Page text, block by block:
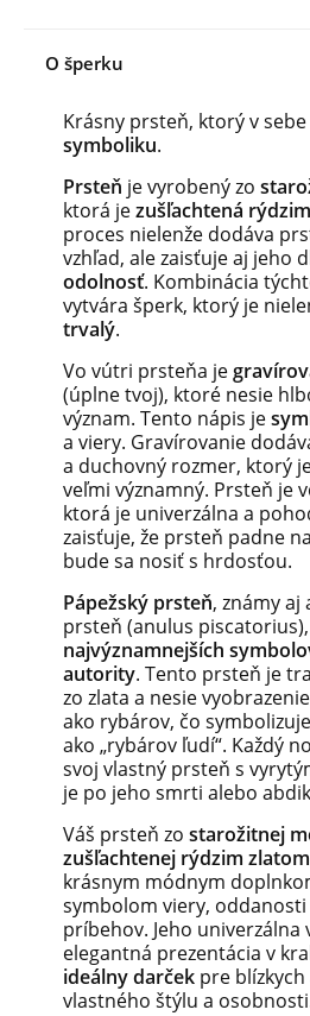
O šperku
Krásny prsteň, ktorý v sebe
symboliku.
Prsteň je vyrobený zo
ktorá jezušľachtená
proces nielenže dodáva
vzhľad, ale zaisťuje aj jeho
odolnosť. Kombinácia
vytvára šperk, ktorý je
trvalý.
Vo vútri prsteňa je
(úplne tvoj), ktoré nesie
význam. Tento nápis je
a viery. Gravírovanie
a duchovný rozmer, ktorý
veľmi významný. Prsteň je
ktorá je univerzálna a
zaisťuje, že prsteň padne
bude sa nosiť s hrdosťou.
Pápežský prsteň, známy aj
prsteň (anulus
najvýznamnejších
autority. Tento prsteň je
zo zlata a nesie
ako rybárov, čo
ako „rybárov ľudí“. Každý
svoj vlastný prsteň s
je po jeho smrti alebo
Váš prsteň zo starožitnej
zušľachtenej rýdzim zlatom
krásnym módnym
symbolom viery,
príbehov. Jeho univerzálna
elegantná prezentácia v
ideálny darček pre
vlastného štýlu a